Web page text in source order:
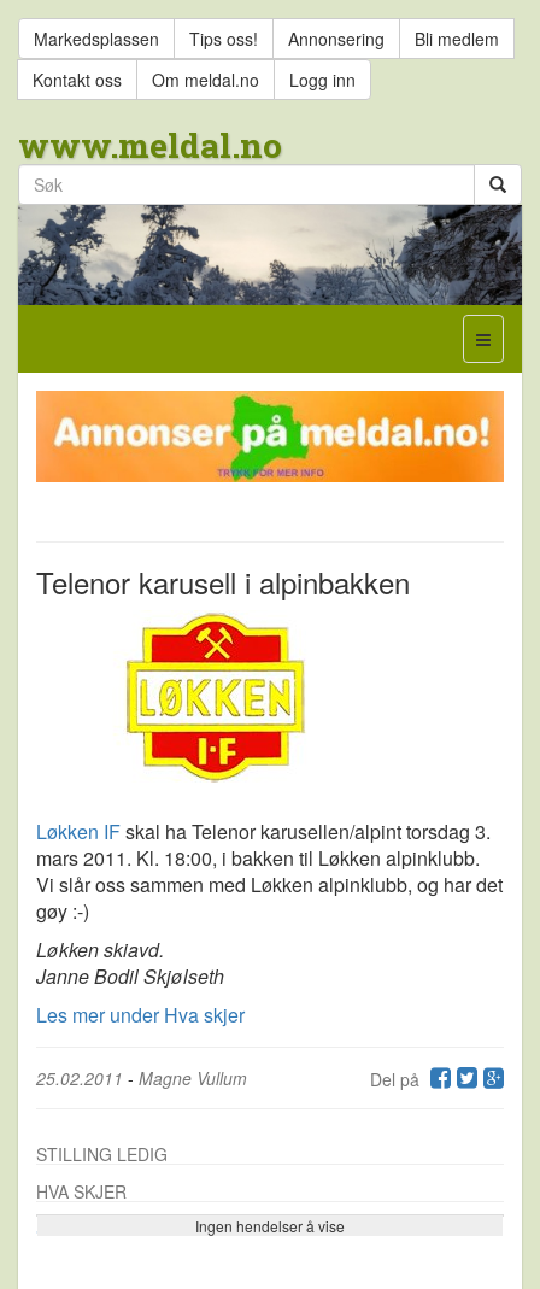
Markedsplassen Tips oss! Annonsering
Bli medlem
Kontakt oss
Om meldal.no Logg inn
www.meldal.no
Telenor karusell i alpinbakken
Løkken IFskal ha Telenor karusellen/alpint torsdag 3.
mars 2011. Kl. 18:00, i bakken til Løkken alpinklubb.
Vi slår oss sammen med Løkken alpinklubb, og har det
gøy :-)
Løkken skiavd.
Janne Bodil Skjølseth
Les mer under Hva skjer
Del på
25.02.2011 - Magne Vullum
STILLING LEDIG
HVA SKJER
Ingen hendelser å vise
Se flere…